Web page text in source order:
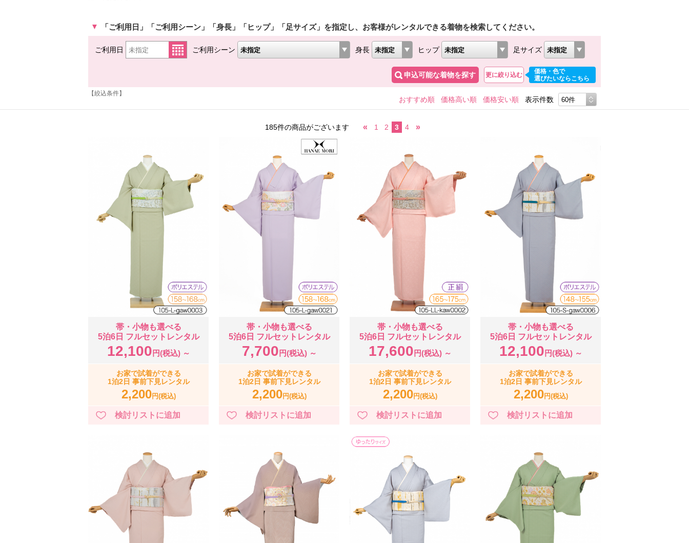
「ご利用日」「ご利用シーン」「身長」「ヒップ」「足サイズ」を指定し、お客様がレンタルできる着物を検索してください。
ご利用日 ご利用シーン 身長 ヒップ 足サイズ
申込可能な着物を探す 更に絞り込む
価格・色で
選びたいならこちら
【絞込条件】
おすすめ順 価格高い順 価格安い順 表示件数
185件の商品がございます « 1 2 3 4 »
帯・小物も選べる
5泊6日 フルセットレンタル
12,100 円(税込) ～
お家で試着ができる
1泊2日 事前下見レンタル
2,200円(税込)
帯・小物も選べる
5泊6日 フルセットレンタル
7,700 円(税込) ～
お家で試着ができる
1泊2日 事前下見レンタル
2,200円(税込)
帯・小物も選べる
5泊6日 フルセットレンタル
17,600 円(税込) ～
お家で試着ができる
1泊2日 事前下見レンタル
2,200円(税込)
帯・小物も選べる
5泊6日 フルセットレンタル
12,100 円(税込) ～
お家で試着ができる
1泊2日 事前下見レンタル
2,200円(税込)